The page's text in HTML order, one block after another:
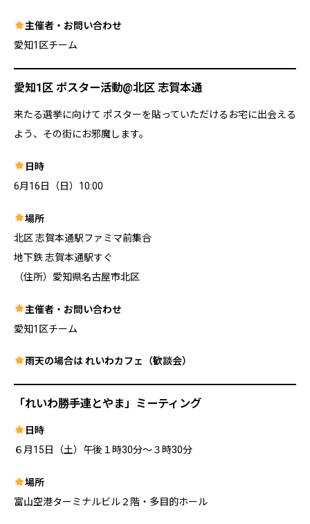
主催者・お問い合わせ
愛知1区チーム
愛知1区 ポスター活動@北区 志賀本通
来たる選挙に向けて ポスターを貼っていただけるお宅に出会える
よう、その街にお邪魔します。
日時
6月16日（日）10:00
場所
北区 志賀本通駅ファミマ前集合
地下鉄 志賀本通駅すぐ
（住所）愛知県名古屋市北区
主催者・お問い合わせ
愛知1区チーム
雨天の場合は れいわカフェ（歓談会）
「れいわ勝手連とやま」ミーティング
日時
６月15日（土）午後１時30分～３時30分
場所
富山空港ターミナルビル２階・多目的ホール